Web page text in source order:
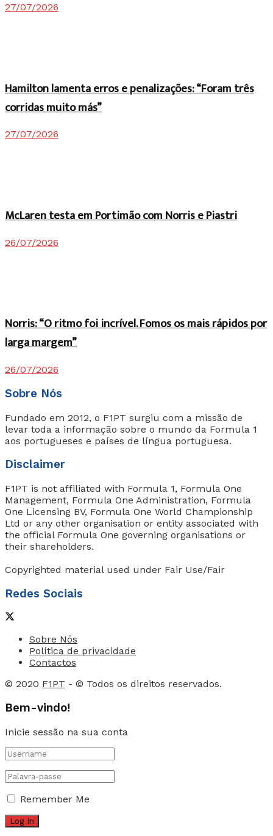
27/07/2026
Hamilton lamenta erros e penalizações: “Foram três
corridas muito más”
27/07/2026
McLaren testa em Portimão com Norris e Piastri
26/07/2026
Norris: “O ritmo foi incrível. Fomos os mais rápidos por
larga margem”
26/07/2026
Sobre Nós
Fundado em 2012, o F1PT surgiu com a missão de
levar toda a informação sobre o mundo da Formula 1
aos portugueses e países de língua portuguesa.
Disclaimer
F1PT is not affiliated with Formula 1, Formula One
Management, Formula One Administration, Formula
One Licensing BV, Formula One World Championship
Ltd or any other organisation or entity associated with
the official Formula One governing organisations or
their shareholders.
Copyrighted material used under Fair Use/Fair
Redes Sociais
Sobre Nós
Política de privacidade
Contactos
© 2020 F1PT - © Todos os direitos reservados.
Bem-vindo!
Inicie sessão na sua conta
Remember Me